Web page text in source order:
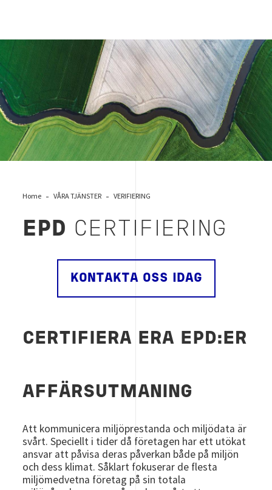
epd
Home VÅRA TJÄNSTER VERIFIERING
EPD CERTIFIERING
KONTAKTA OSS IDAG
CERTIFIERA ERA EPD:ER
AFFÄRSUTMANING
Att kommunicera miljöprestanda och miljödata är
svårt. Speciellt i tider då företagen har ett utökat
ansvar att påvisa deras påverkan både på miljön
och dess klimat. Såklart fokuserar de flesta
miljömedvetna företag på sin totala